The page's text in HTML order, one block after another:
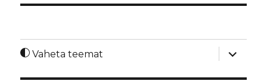
Vaheta teemat
laienda